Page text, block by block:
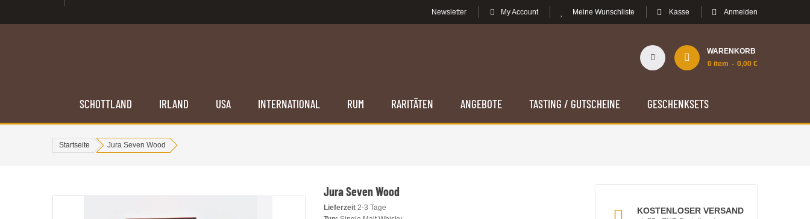
Newsletter My Account Meine Wunschliste Kasse Anmelden
WARENKORB
0 item 0,00 €
SCHOTTLAND IRLAND USA INTERNATIONAL RUM RARITÄTEN ANGEBOTE TASTING / GUTSCHEINE GESCHENKSETS
Startseite Jura Seven Wood
Jura Seven Wood
Lieferzeit 2-3 Tage
KOSTENLOSER VERSAND